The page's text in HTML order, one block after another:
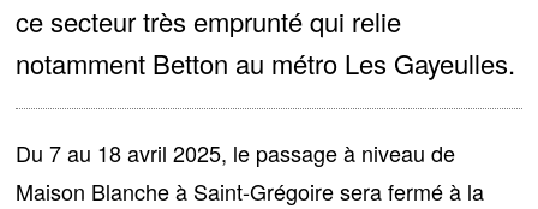
ce secteur très emprunté qui relie
notamment Betton au métro Les Gayeulles.
Du 7 au 18 avril 2025, le passage à niveau de
Maison Blanche à Saint-Grégoire sera fermé à la